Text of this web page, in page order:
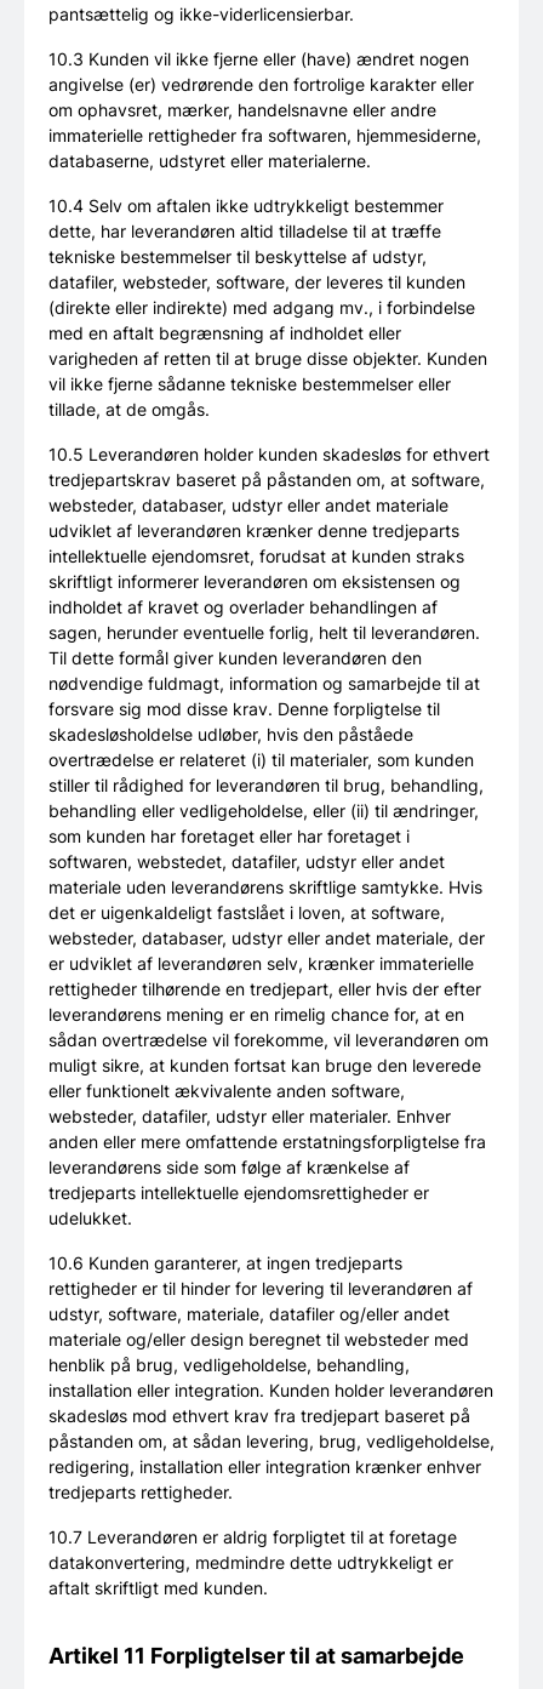
pantsættelig og ikke-viderlicensierbar.
10.3 Kunden vil ikke fjerne eller (have) ændret nogen
angivelse (er) vedrørende den fortrolige karakter eller
om ophavsret, mærker, handelsnavne eller andre
immaterielle rettigheder fra softwaren, hjemmesiderne,
databaserne, udstyret eller materialerne.
10.4 Selv om aftalen ikke udtrykkeligt bestemmer
dette, har leverandøren altid tilladelse til at træffe
tekniske bestemmelser til beskyttelse af udstyr,
datafiler, websteder, software, der leveres til kunden
(direkte eller indirekte) med adgang mv., i forbindelse
med en aftalt begrænsning af indholdet eller
varigheden af retten til at bruge disse objekter. Kunden
vil ikke fjerne sådanne tekniske bestemmelser eller
tillade, at de omgås.
10.5 Leverandøren holder kunden skadesløs for ethvert
tredjepartskrav baseret på påstanden om, at software,
websteder, databaser, udstyr eller andet materiale
udviklet af leverandøren krænker denne tredjeparts
intellektuelle ejendomsret, forudsat at kunden straks
skriftligt informerer leverandøren om eksistensen og
indholdet af kravet og overlader behandlingen af
sagen, herunder eventuelle forlig, helt til leverandøren.
Til dette formål giver kunden leverandøren den
nødvendige fuldmagt, information og samarbejde til at
forsvare sig mod disse krav. Denne forpligtelse til
skadesløsholdelse udløber, hvis den påståede
overtrædelse er relateret (i) til materialer, som kunden
stiller til rådighed for leverandøren til brug, behandling,
behandling eller vedligeholdelse, eller (ii) til ændringer,
som kunden har foretaget eller har foretaget i
softwaren, webstedet, datafiler, udstyr eller andet
materiale uden leverandørens skriftlige samtykke. Hvis
det er uigenkaldeligt fastslået i loven, at software,
websteder, databaser, udstyr eller andet materiale, der
er udviklet af leverandøren selv, krænker immaterielle
rettigheder tilhørende en tredjepart, eller hvis der efter
leverandørens mening er en rimelig chance for, at en
sådan overtrædelse vil forekomme, vil leverandøren om
muligt sikre, at kunden fortsat kan bruge den leverede
eller funktionelt ækvivalente anden software,
websteder, datafiler, udstyr eller materialer. Enhver
anden eller mere omfattende erstatningsforpligtelse fra
leverandørens side som følge af krænkelse af
tredjeparts intellektuelle ejendomsrettigheder er
udelukket.
10.6 Kunden garanterer, at ingen tredjeparts
rettigheder er til hinder for levering til leverandøren af
udstyr, software, materiale, datafiler og/eller andet
materiale og/eller design beregnet til websteder med
henblik på brug, vedligeholdelse, behandling,
installation eller integration. Kunden holder leverandøren
skadesløs mod ethvert krav fra tredjepart baseret på
påstanden om, at sådan levering, brug, vedligeholdelse,
redigering, installation eller integration krænker enhver
tredjeparts rettigheder.
10.7 Leverandøren er aldrig forpligtet til at foretage
datakonvertering, medmindre dette udtrykkeligt er
aftalt skriftligt med kunden.
Artikel 11 Forpligtelser til at samarbejde